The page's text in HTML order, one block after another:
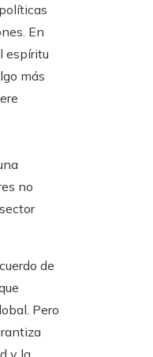
En
espíritu
más
no
de
Pero
y la